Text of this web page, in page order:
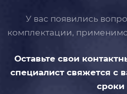
У вас появились
комплектации,
Оставьте свои
специалист свяжется с
сроки